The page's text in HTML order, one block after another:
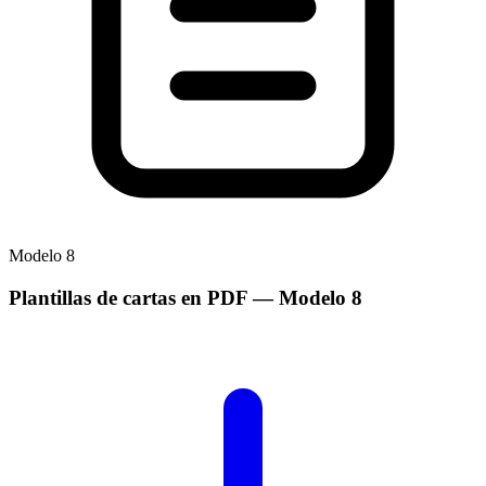
Modelo 8
Plantillas de cartas en PDF— Modelo 8